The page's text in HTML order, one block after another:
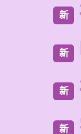
新
新
新
新